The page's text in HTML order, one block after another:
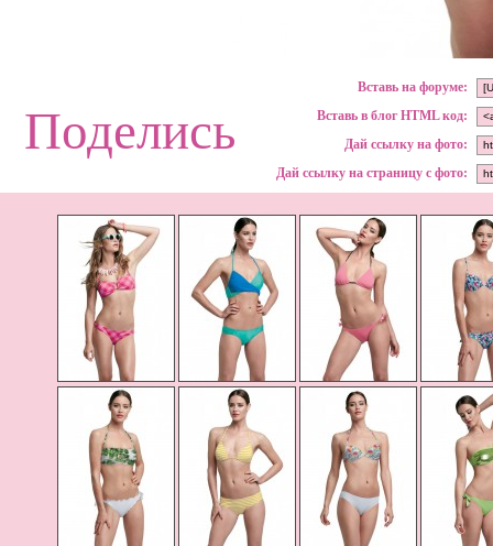
Поделись
Вставь на форуме:
Вставь в блог HTML код:
Дай ссылку на фото:
Дай ссылку на страницу с фото: